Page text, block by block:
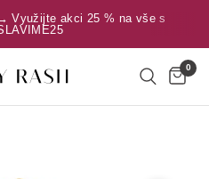
Využijte akci 25 % na vše s
0